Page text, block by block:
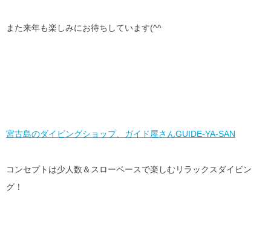
また来年も楽しみにお待ちしています(^^
宮古島のダイビングショップ、ガイド屋さんGUIDE-YA-SAN
コンセプトは少人数＆スローペースで楽しむリラックスダイビン
グ！